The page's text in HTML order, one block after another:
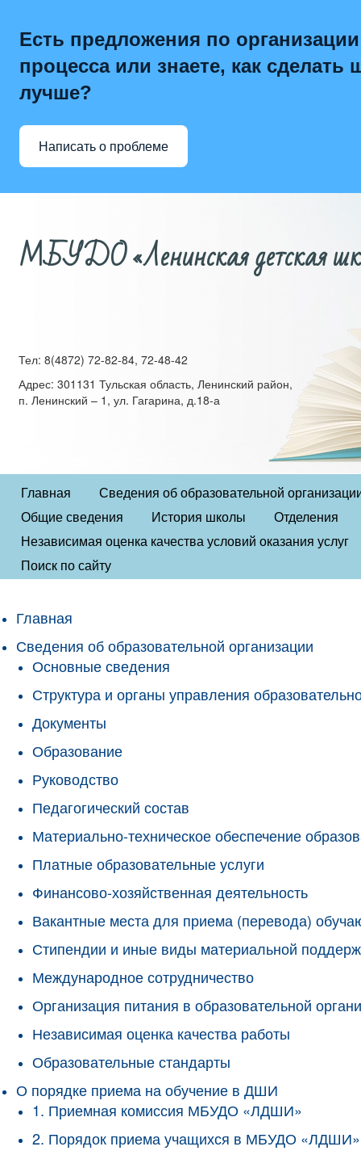
Есть предложения по
процесса или знаете, как сделать
лучше?
Написать о проблеме
МБУДО «Ленинская детская
Тел: 8(4872) 72-82-84, 72-48-42
Адрес: 301131 Тульская область, Ленинский район,
п. Ленинский – 1, ул. Гагарина, д.18-а
Главная
Сведения об образовательной
Общие сведения
История школы
Отделения
Независимая оценка качества условий оказания услуг
Поиск по сайту
Главная
Сведения об образовательной организации
Основные сведения
Структура и органы управления
Документы
Образование
Руководство
Педагогический состав
Материально-техническое обеспечение
Платные образовательные услуги
Финансово-хозяйственная деятельность
Вакантные места для приема (перевода)
Стипендии и иные виды материальной
Международное сотрудничество
Организация питания в образовательной
Независимая оценка качества работы
Образовательные стандарты
О порядке приема на обучение в ДШИ
1. Приемная комиссия МБУДО «ЛДШИ»
2. Порядок приема учащихся в МБУДО «ЛДШИ»